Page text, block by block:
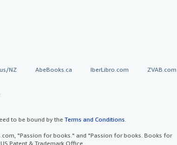
NZ AbeBooks.ca IberLibro.com ZVAB.com
to be bound by the Terms and Conditions.
"Passion for books." and "Passion for books. Books for
Patent & Trademark Office.